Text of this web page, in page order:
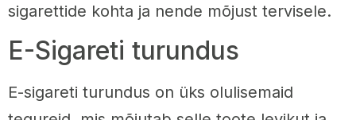
sigarettide kohta ja nende mõjust tervisele.
E-Sigareti turundus
E-sigareti turundus on üks olulisemaid